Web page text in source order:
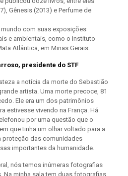
Gênesis (2013) e Perfume de
com suas exposições
e ambientais, como o Instituto
Atlântica, em Minas Gerais.
presidente do STF
a notícia da morte do Sebastião
artista. Uma morte precoce, 81
Ele era um dos patrimônios
estivesse vivendo na França. Há
por uma questão que o
que tinha um olhar voltado para a
proteção das comunidades
importantes da humanidade.
nós temos inúmeras fotografias
Na minha sala tem duas fotografias